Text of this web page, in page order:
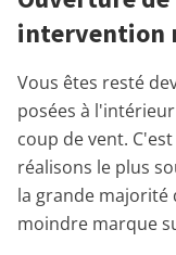
intervention
Vous êtes resté
posées à
coup de vent.
réalisons le plus
la grande majorité
moindre marque